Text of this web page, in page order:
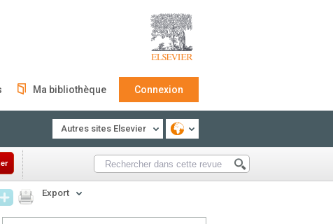
Ma bibliothèque Connexion
Autres sites Elsevier
Export